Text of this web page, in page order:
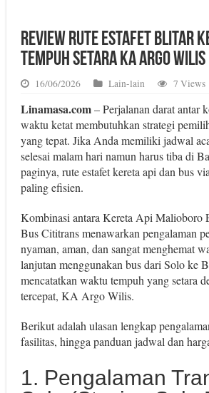
Review Rute Estafet Blitar
Tempuh Setara KA Argo Wilis
16/06/2026 Lain-lain 7 Views
Linamasa.com– Perjalanan darat antar
waktu ketat membutuhkan strategi
yang tepat. Jika Anda memiliki jadwal
selesai malam hari namun harus tiba di
paginya, rute estafet kereta api dan bus
paling efisien.
Kombinasi antara Kereta Api Malioboro
Bus Cititrans menawarkan pengalaman
nyaman, aman, dan sangat menghemat
lanjutan menggunakan bus dari Solo ke
mencatatkan waktu tempuh yang setara
tercepat, KA Argo Wilis.
Berikut adalah ulasan lengkap
fasilitas, hingga panduan jadwal dan
1. Pengalaman